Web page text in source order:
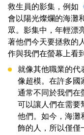
救生員的影集，例如
會以陽光燦爛的海灘
眾。影集中，年輕漂
著他們今天要拯救的
作與我們在螢幕上看
就像其他職業的代
像超模。在許多國
通常不同於我們在
可以讓人們在需要
他們。如今，海灘
飾的人，所以僅僅